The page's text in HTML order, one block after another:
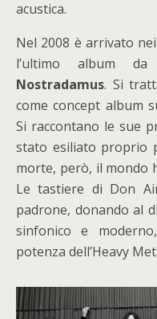
acustica.
Nel 2008 è arrivato
l’ultimo album
Nostradamus. Si
come concept album
Si raccontano le sue
stato esiliato proprio
morte, però, il mondo
Le tastiere di Don
padrone, donando al
sinfonico e
potenza dell’Heavy